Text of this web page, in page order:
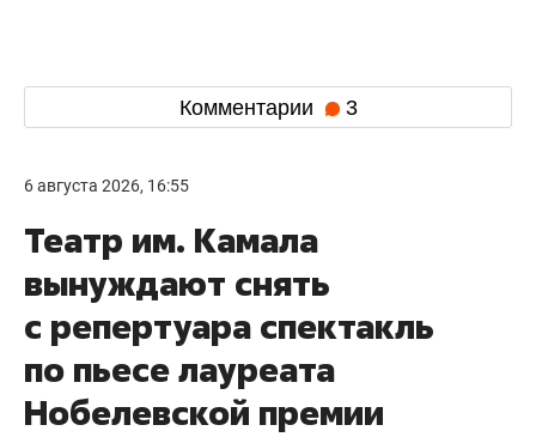
Комментарии 3
6 августа 2026, 16:55
Театр им. Камала
вынуждают снять
с репертуара спектакль
по пьесе лауреата
Нобелевской премии